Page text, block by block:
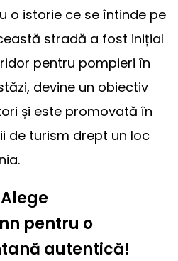
o istorie ce se întinde pe
stradă a fost inițial
pentru pompieri în
devine un obiectiv
și este promovată în
de turism drept un loc
pentru o
autentică!